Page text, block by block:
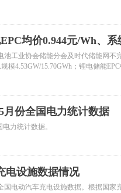
15个，规模6250.178MWh，中标14个
均价0.944元/Wh、
工业协会储能分会及时代储能网
模4.53GW/15.70GWh；锂电储能
月份全国电力统计数据
力统计数据。
电设施数据情况
国电动汽车充电设施数据。根据国